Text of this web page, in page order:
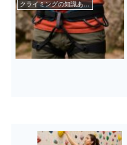
クライミングの知識あれこれ